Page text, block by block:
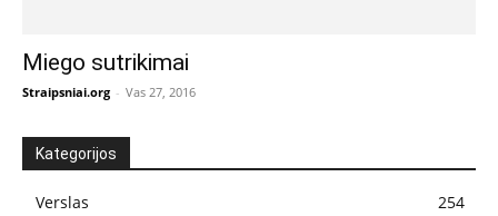
Miego sutrikimai
Straipsniai.org - Vas 27, 2016
Kategorijos
Verslas
254